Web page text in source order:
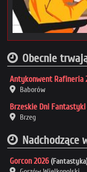
Obecnie
Antykonwent Rafineria
Baborów
Brzeskie Dni Fantastyki
Brzeg
Nadchodzące
Gorcon 2026